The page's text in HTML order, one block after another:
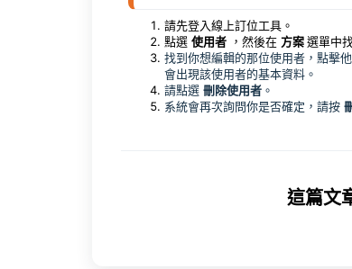
請先登入線上訂位工具。
點選 使用者 ，然後在 方案選單中
找到你想編輯的那位使用者，點擊
會出現該使用者的基本資料。
請點選 刪除使用者 。
系統會再次詢問你是否確定，請按
這篇文